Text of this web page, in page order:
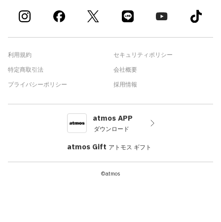
利用規約
特定商取引法
プライバシーポリシー
セキュリティポリシー
会社概要
採用情報
atmos APP
ダウンロード
atmos Gift アトモス ギフト
©atmos